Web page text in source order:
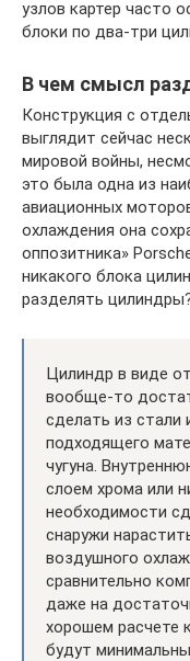
узлов картер часто
блоки по два-три
В чем смысл
Конструкция с
выглядит сейчас
мировой войны,
это была одна из
авиационных
охлаждения она
оппозитника»
никакого блока
разделять
Цилиндр в виде
вообще-то
сделать из стали
подходящего
чугуна.
слоем хрома или
необходимости
снаружи
воздушного
сравнительно
даже на
хорошем расчете
будут